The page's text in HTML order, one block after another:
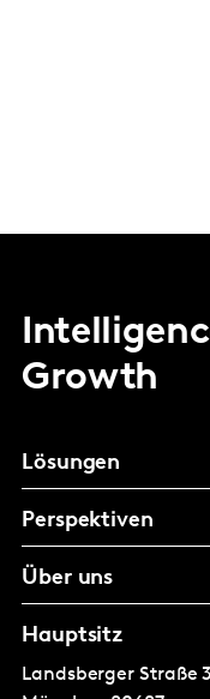
Growth
Lösungen
Perspektiven
Über uns
Hauptsitz
Landsberger Straße